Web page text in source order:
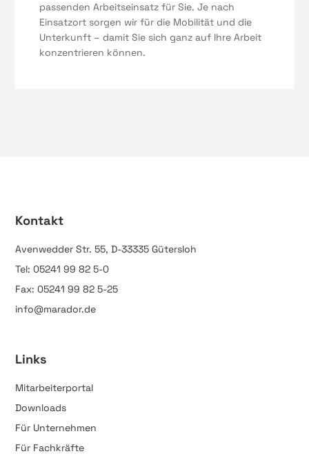
passenden Arbeitseinsatz für Sie. Je nach
Einsatzort sorgen wir für die Mobilität und die
Unterkunft – damit Sie sich ganz auf Ihre Arbeit
konzentrieren können.
Kontakt
Avenwedder Str. 55, D-33335 Gütersloh
Tel: 05241 99 82 5-0
Fax: 05241 99 82 5-25
info@marador.de
Links
Mitarbeiterportal
Downloads
Für Unternehmen
Für Fachkräfte